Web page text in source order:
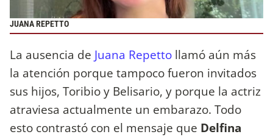
JUANA REPETTO
La ausencia de Juana Repetto llamó aún más
la atención porque tampoco fueron invitados
sus hijos, Toribio y Belisario, y porque la actriz
atraviesa actualmente un embarazo. Todo
esto contrastó con el mensaje que Delfina